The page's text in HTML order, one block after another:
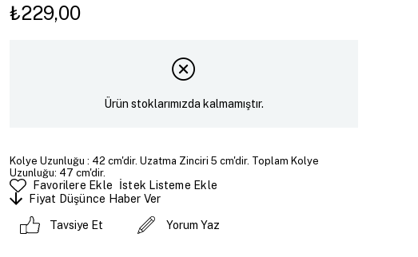
₺229,00
Ürün stoklarımızda kalmamıştır.
Kolye Uzunluğu : 42 cm'dir. Uzatma Zinciri 5 cm'dir. Toplam Kolye
Uzunluğu: 47 cm'dir.
Favorilere Ekle
İstek Listeme Ekle
Fiyat Düşünce Haber Ver
Tavsiye Et Yorum Yaz